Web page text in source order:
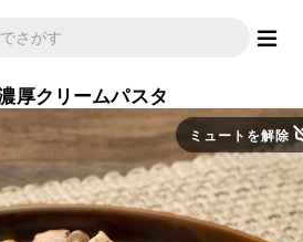
厚クリームパスタ
ミュートを解除